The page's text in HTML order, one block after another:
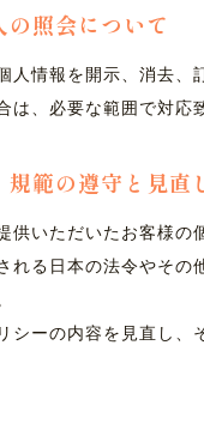
の照会について
人情報を開示、消去、
は、必要な範囲で対応
規範の遵守と見直
供いただいたお客様の
れる日本の法令やその
シーの内容を見直し、